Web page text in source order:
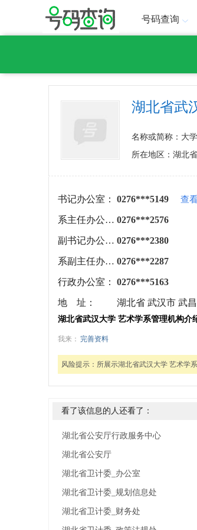
号码查询
湖北省武
名称或简称：大
所在地区：湖北
书记办公室： 0276***5149 查
系主任办公室： 0276***2576
副书记办公室： 0276***2380
系副主任办公室： 0276***2287
行政办公室： 0276***5163
地 址： 湖北省 武汉市 武
湖北省武汉大学 艺术学系管理机构介
我来： 完善资料
风险提示： 所展示湖北省武汉大学 艺术学
看了该信息的人还看了：
湖北省公安厅行政服务中心
湖北省公安厅
湖北省卫计委_办公室
湖北省卫计委_规划信息处
湖北省卫计委_财务处